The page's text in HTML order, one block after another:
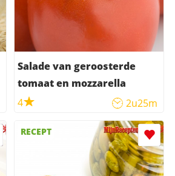
Salade van geroosterde
tomaat en mozzarella
4
2u25m
RECEPT